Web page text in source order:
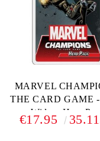
MARVEL
THE CARD GAME
Widow Hero
€17.95